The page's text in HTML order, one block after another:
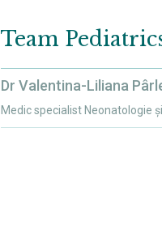
Team
Dr Valentina-Liliana
Medic specialist Neonatologie